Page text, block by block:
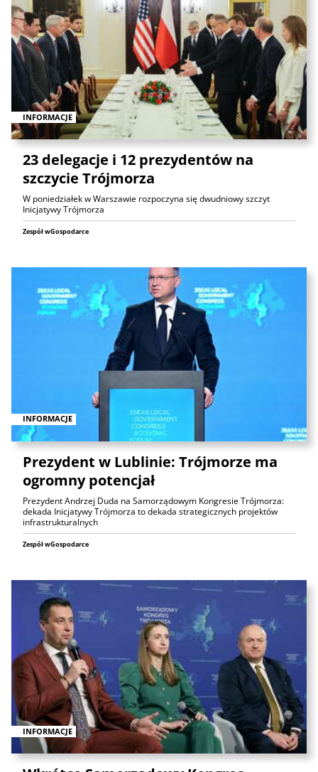
INFORMACJE
23 delegacje i 12 prezydentów na
szczycie Trójmorza
W poniedziałek w Warszawie rozpoczyna się dwudniowy szczyt
Inicjatywy Trójmorza
Zespół wGospodarce
INFORMACJE
Prezydent w Lublinie: Trójmorze ma
ogromny potencjał
Prezydent Andrzej Duda na Samorządowym Kongresie Trójmorza:
dekada Inicjatywy Trójmorza to dekada strategicznych projektów
infrastrukturalnych
Zespół wGospodarce
INFORMACJE